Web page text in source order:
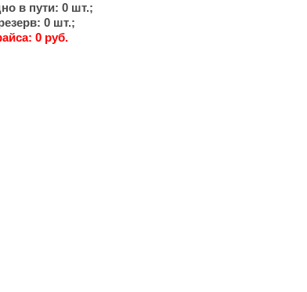
в пути: 0 шт.;
0 шт.;
0 руб.